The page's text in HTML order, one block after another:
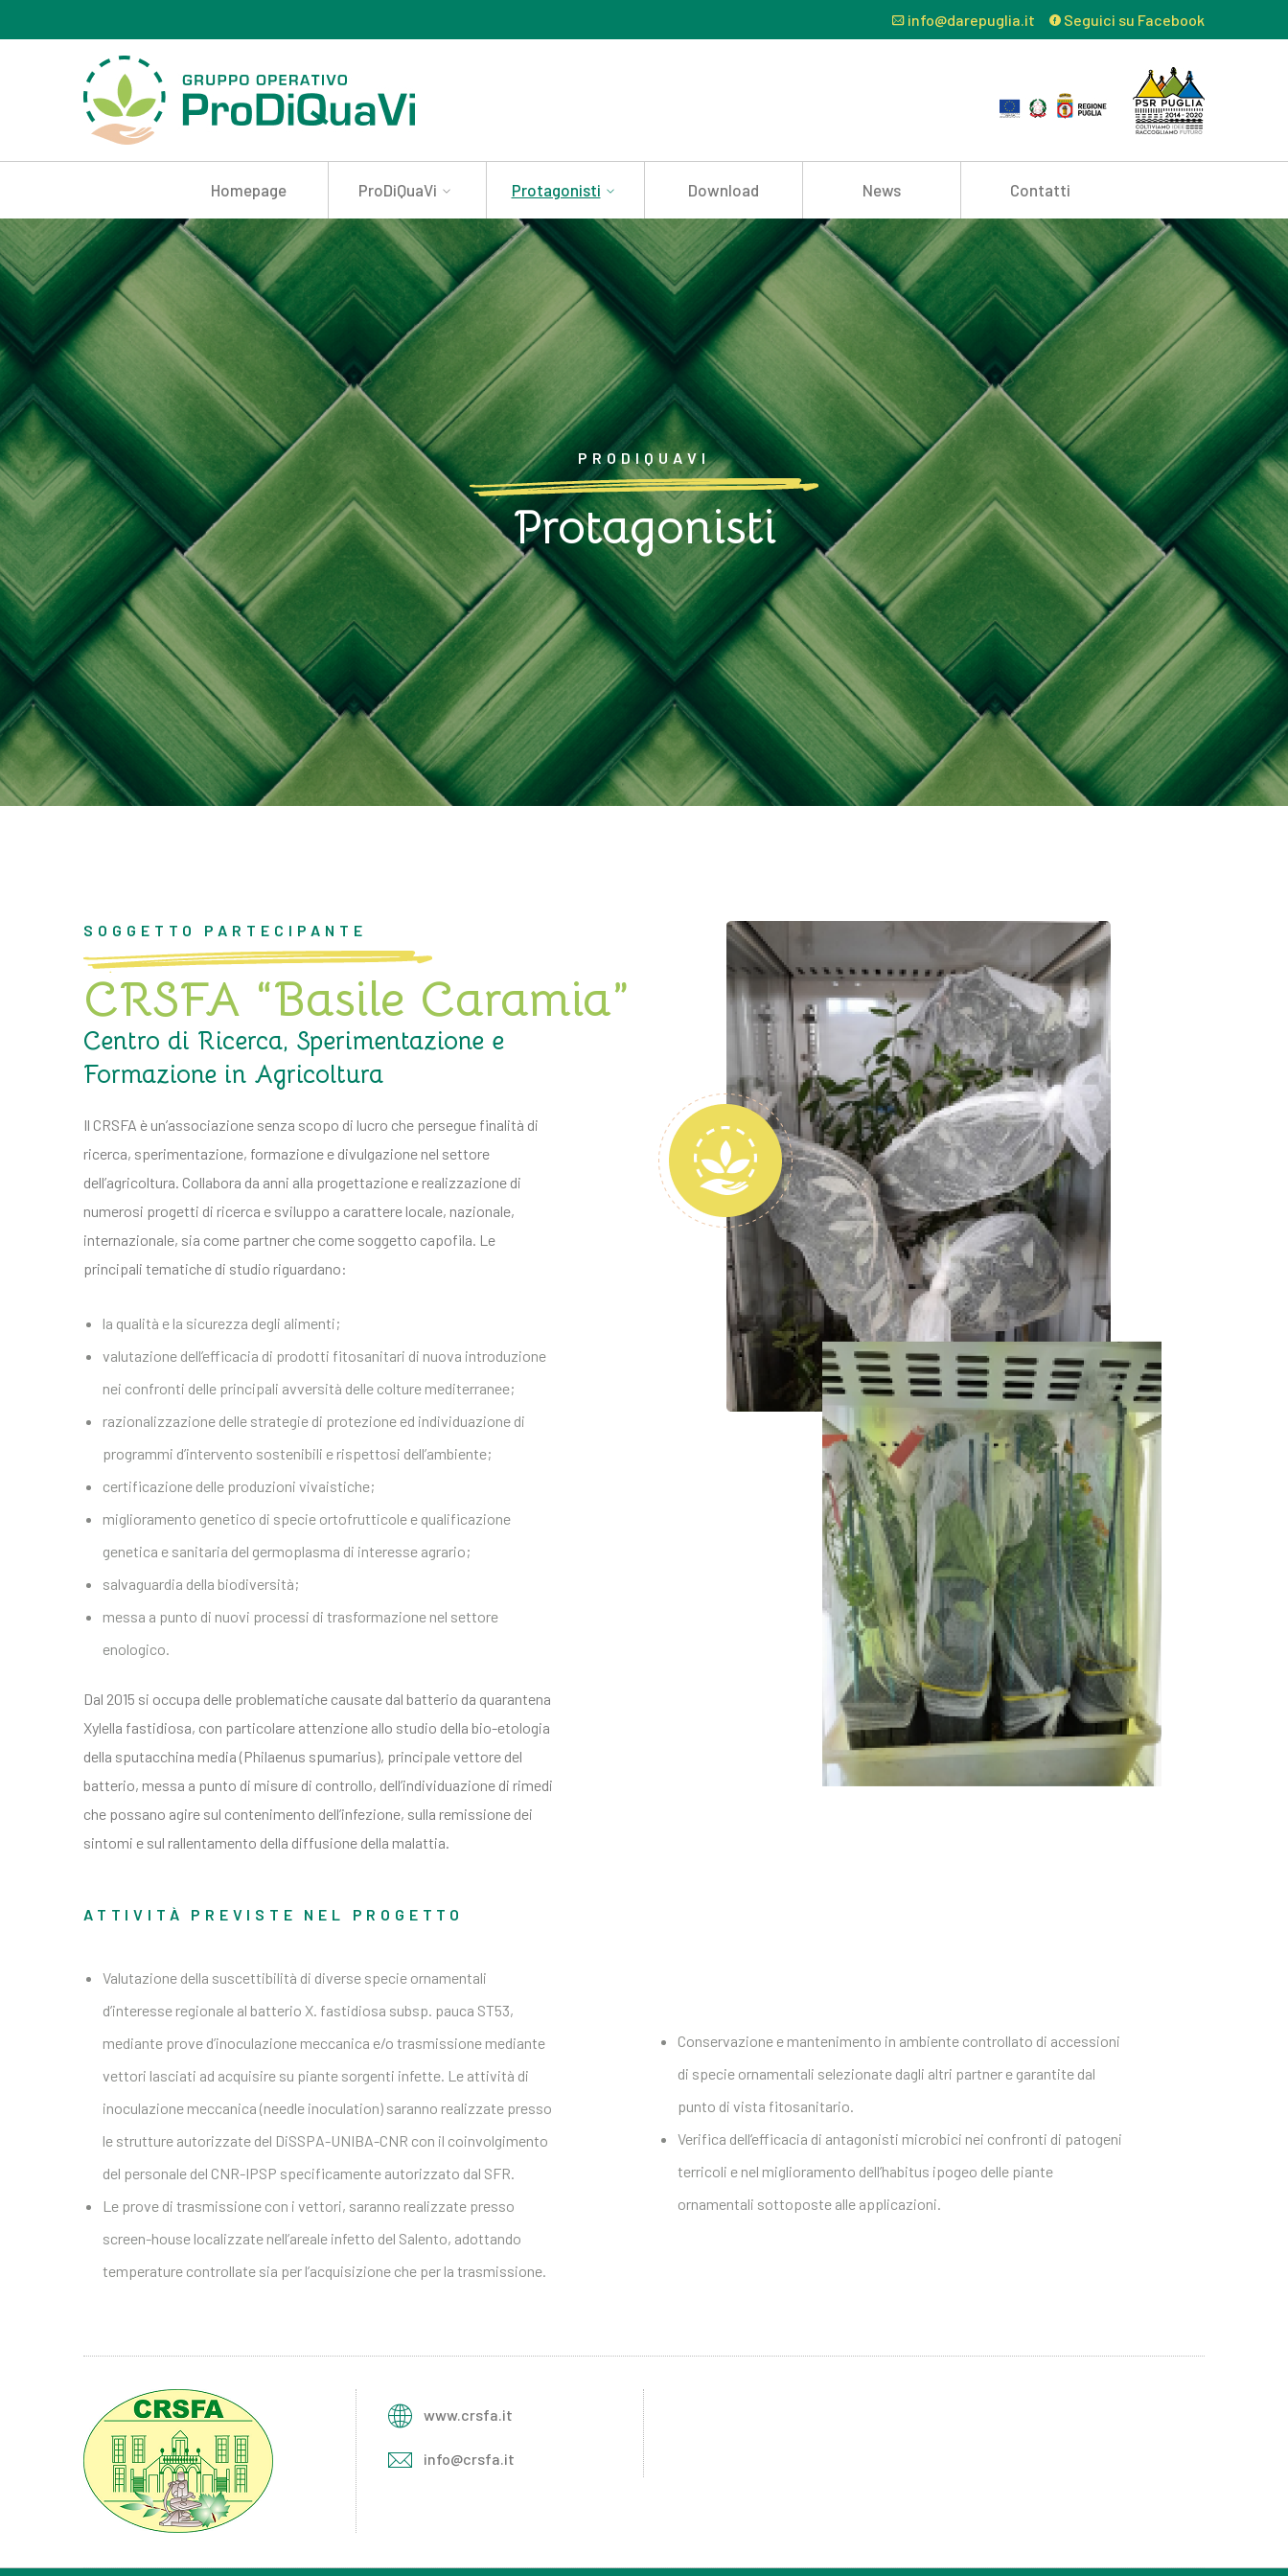
info@darepuglia.it Seguici su Facebook
Homepage ProDiQuaVi Protagonisti Download News Contatti
PRODIQUAVI
Protagonisti
SOGGETTO PARTECIPANTE
CRSFA “Basile Caramia”
Centro di Ricerca, Sperimentazione e
Formazione in Agricoltura
Il CRSFA è un’associazione senza scopo di lucro che persegue finalità di
ricerca, sperimentazione, formazione e divulgazione nel settore
dell’agricoltura. Collabora da anni alla progettazione e realizzazione di
numerosi progetti di ricerca e sviluppo a carattere locale, nazionale,
internazionale, sia come partner che come soggetto capofila. Le
principali tematiche di studio riguardano:
la qualità e la sicurezza degli alimenti;
valutazione dell’efficacia di prodotti fitosanitari di nuova introduzione
nei confronti delle principali avversità delle colture mediterranee;
razionalizzazione delle strategie di protezione ed individuazione di
programmi d’intervento sostenibili e rispettosi dell’ambiente;
certificazione delle produzioni vivaistiche;
miglioramento genetico di specie ortofrutticole e qualificazione
genetica e sanitaria del germoplasma di interesse agrario;
salvaguardia della biodiversità;
messa a punto di nuovi processi di trasformazione nel settore
enologico.
Dal 2015 si occupa delle problematiche causate dal batterio da quarantena
Xylella fastidiosa, con particolare attenzione allo studio della bio-etologia
della sputacchina media (Philaenus spumarius), principale vettore del
batterio, messa a punto di misure di controllo, dell’individuazione di rimedi
che possano agire sul contenimento dell’infezione, sulla remissione dei
sintomi e sul rallentamento della diffusione della malattia.
ATTIVITÀ PREVISTE NEL PROGETTO
Valutazione della suscettibilità di diverse specie ornamentali
d’interesse regionale al batterio X. fastidiosa subsp. pauca ST53,
mediante prove d’inoculazione meccanica e/o trasmissione mediante
vettori lasciati ad acquisire su piante sorgenti infette. Le attività di
inoculazione meccanica (needle inoculation) saranno realizzate presso
le strutture autorizzate del DiSSPA-UNIBA-CNR con il coinvolgimento
del personale del CNR-IPSP specificamente autorizzato dal SFR.
Le prove di trasmissione con i vettori, saranno realizzate presso
screen-house localizzate nell’areale infetto del Salento, adottando
temperature controllate sia per l’acquisizione che per la trasmissione.
Conservazione e mantenimento in ambiente controllato di accessioni
di specie ornamentali selezionate dagli altri partner e garantite dal
punto di vista fitosanitario.
Verifica dell’efficacia di antagonisti microbici nei confronti di patogeni
terricoli e nel miglioramento dell’habitus ipogeo delle piante
ornamentali sottoposte alle applicazioni.
www.crsfa.it
info@crsfa.it